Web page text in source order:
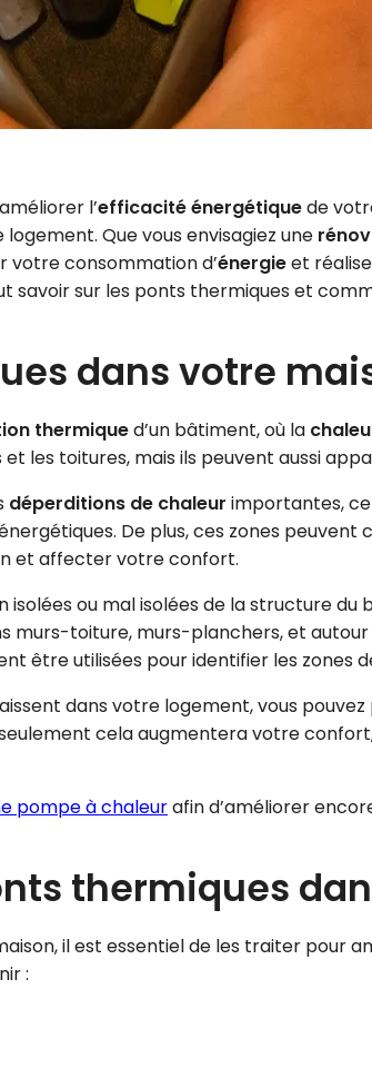
l’efficacité énergétiquede
Que vous envisagiez une
votre consommation d’énergieet
savoir sur les ponts thermiques et
dans votre
thermiqued’un bâtiment, où la
les toitures, mais ils peuvent aussi
déperditions de chaleur importantes, ce
De plus, ces zones
et affecter votre confort.
ou mal isolées de la structure
murs-toiture, murs-planchers, et
être utilisées pour identifier les zones
dans votre logement, vous
cela augmentera votre
pompe à chaleurafin d’améliorer
thermiques
il est essentiel de les traiter pour
: